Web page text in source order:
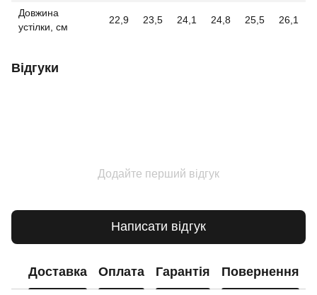
Довжина
устілки, см
22,9 23,5 24,1 24,8 25,5 26,1
Відгуки
Додайте перший відгук
Написати відгук
Доставка Оплата Гарантія Повернення